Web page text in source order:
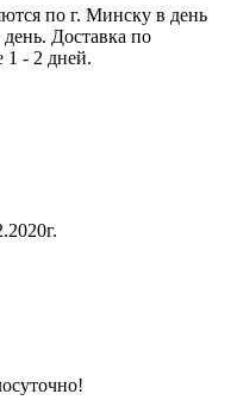
по г. Минску в день
Доставка по
1 - 2 дней.